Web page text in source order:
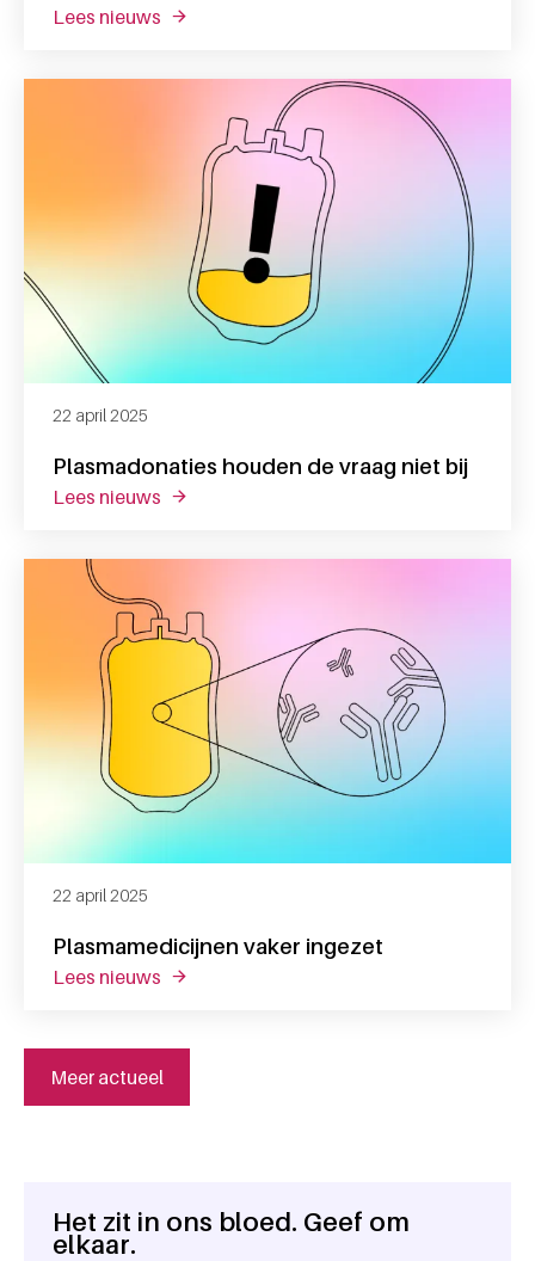
lees nieuws over ook nederland zoekt meer plasma
Plasmadonaties houden de vraag niet bij
22 april 2025
lees nieuws over plasmadonaties houden de vraag
Plasmamedicijnen vaker ingezet
22 april 2025
lees nieuws over plasmamedicijnen vaker ingezet
Meer actueel
Algemene informatie
Het zit in ons bloed. Geef om
elkaar.